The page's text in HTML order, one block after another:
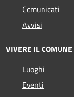
Comunicati
Avvisi
VIVERE IL COMUNE
Luoghi
Eventi